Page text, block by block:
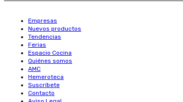
Empresas
Nuevos productos
Tendencias
Ferias
Espacio Cocina
Quiénes somos
AMC
Hemeroteca
Suscríbete
Contacto